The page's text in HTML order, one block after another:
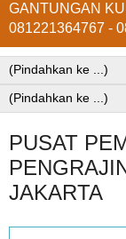
GANTUNGAN
081221364767 -
PUSAT
JAKARTA